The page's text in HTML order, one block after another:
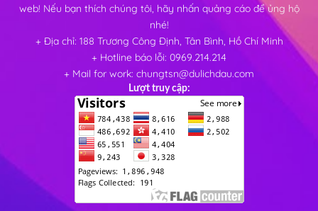
web! Nếu bạn thích chúng tôi, hãy nhấn quảng cáo để ủng hộ
nhé!
+ Địa chỉ: 188 Trương Công Định, Tân Bình, Hồ Chí Minh
+ Hotline báo lỗi: 0969.214.214
+ Mail for work: chungtsn@dulichdau.com
Lượt truy cập: